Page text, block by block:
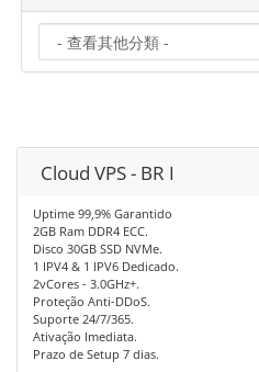
Cloud VPS - BR I
Uptime 99,9% Garantido
2GB Ram DDR4 ECC.
Disco 30GB SSD NVMe.
1 IPV4 & 1 IPV6 Dedicado.
2vCores - 3.0GHz+.
Proteção Anti-DDoS.
Suporte 24/7/365.
Ativação Imediata.
Prazo de Setup 7 dias.